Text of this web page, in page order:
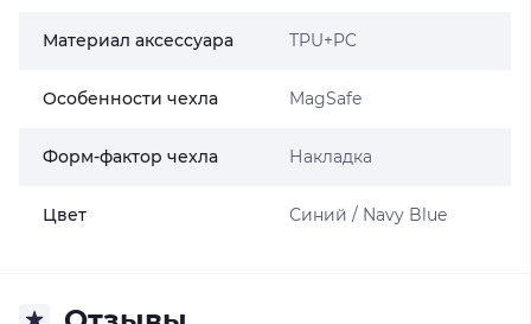
Материал аксессуара TPU+PC
Особенности чехла MagSafe
Форм-фактор чехла Накладка
Цвет Синий / Navy Blue